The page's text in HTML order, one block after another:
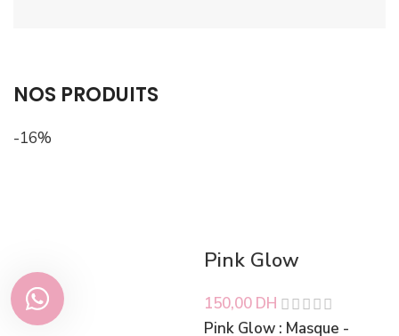
NOS PRODUITS
-16%
Pink Glow
150,00 DH
Pink Glow : Masque -